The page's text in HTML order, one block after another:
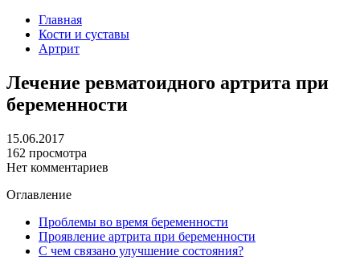
Главная
Кости и суставы
Артрит
Лечение ревматоидного артрита при
беременности
15.06.2017
162 просмотра
Нет комментариев
Оглавление
Проблемы во время беременности
Проявление артрита при беременности
С чем связано улучшение состояния?